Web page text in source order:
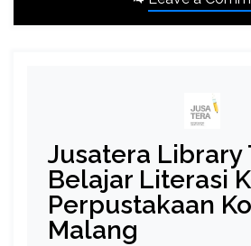
Jusatera Library
Belajar Literasi
Perpustakaan
Malang